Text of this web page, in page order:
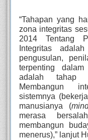
“Tahapan yang
zona integritas
2014 Tentang
Integritas
pengusulan,
terpenting
adalah tahap
Membangun
sistemnya
manusianya (
merasa
membangun
menerus),” lanjut